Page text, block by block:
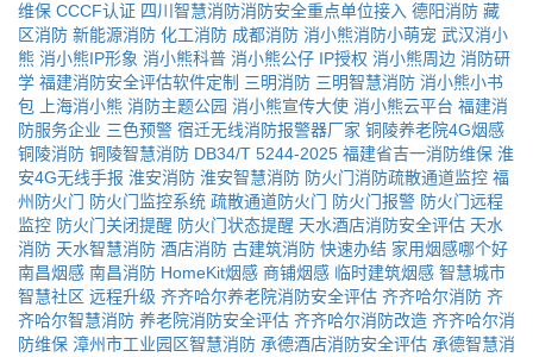
维保 CCCF认证 四川智慧消防消防安全重点单位接入 德阳消防 藏
区消防 新能源消防 化工消防 成都消防 消小熊消防小萌宠 武汉消小
熊 消小熊IP形象 消小熊科普 消小熊公仔 IP授权 消小熊周边 消防研
学 福建消防安全评估软件定制 三明消防 三明智慧消防 消小熊小书
包
上海消小熊 消防主题公园 消小熊宣传大使 消小熊云平台 福建消
防服务企业 三色预警 宿迁无线消防报警器厂家 铜陵养老院4G烟感
铜陵消防 铜陵智慧消防 DB34/T 5244-2025 福建省吉一消防维保 淮
安4G无线手报 淮安消防 淮安智慧消防 防火门消防疏散通道监控 福
州防火门 防火门监控系统 疏散通道防火门 防火门报警 防火门远程
监控 防火门关闭提醒 防火门状态提醒 天水酒店消防安全评估 天水
消防 天水智慧消防 酒店消防 古建筑消防 快速办结 家用烟感哪个好
南昌烟感 南昌消防 HomeKit烟感 商铺烟感 临时建筑烟感 智慧城市
智慧社区 远程升级 齐齐哈尔养老院消防安全评估 齐齐哈尔消防 齐
齐哈尔智慧消防 养老院消防安全评估 齐齐哈尔消防改造 齐齐哈尔消
防维保 漳州市工业园区智慧消防 承德酒店消防安全评估 承德智慧消